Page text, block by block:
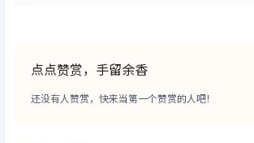
点点赞赏，手留余香
还没有人赞赏，快来当第一个赞赏的人吧！